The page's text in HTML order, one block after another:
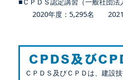
2020年度：5,295名 2021
ＣＰＤＳ及びＣＰＤは、建設